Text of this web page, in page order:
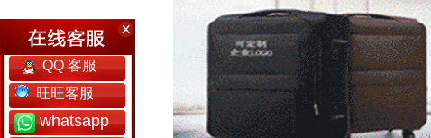
QQ 客服
旺旺客服
whatsapp